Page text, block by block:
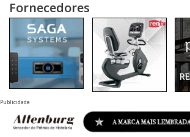
Fornecedores
Publicidade